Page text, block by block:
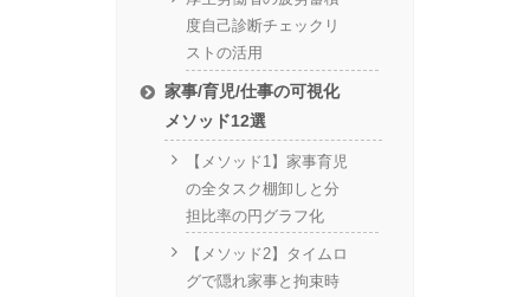
度自己診断チェックリ
ストの活用
家事/育児/仕事の可視化
メソッド12選
【メソッド1】家事育児
の全タスク棚卸しと分
担比率の円グラフ化
【メソッド2】タイムロ
グで隠れ家事と拘束時